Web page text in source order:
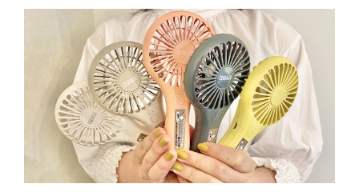
【ニトリ】モバイルバッテリー機能付
き充電式ハンディファン
8 【Afternoon Tea LIVING】フォールディ
ングファン
9【Afternoon Tea LIVING】スタンドハン
ディファン
10【Afternoon Tea LIVING】デスクファ